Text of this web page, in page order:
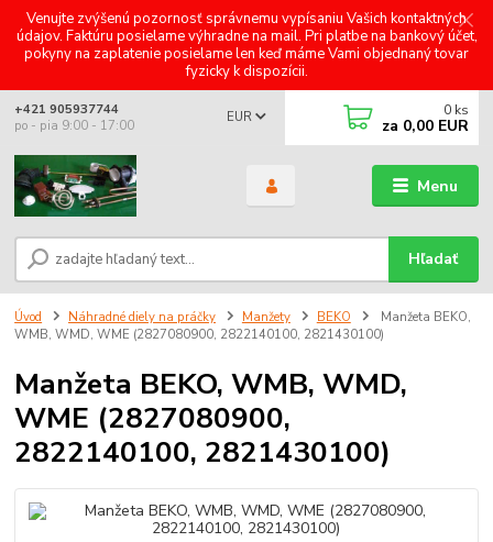
Venujte zvýšenú pozornosť správnemu vypísaniu Vašich kontaktných
údajov. Faktúru posielame výhradne na mail. Pri platbe na bankový účet,
pokyny na zaplatenie posielame len keď máme Vami objednaný tovar
fyzicky k dispozícii.
Menu
EUR
Hľadať
+421 905937744
po - pia 9:00 - 17:00
0 ks
za 0,00 EUR
Úvod Náhradné diely na práčky Manžety BEKO
Manžeta BEKO,
WMB, WMD, WME (2827080900, 2822140100, 2821430100)
Manžeta BEKO, WMB, WMD,
WME (2827080900,
2822140100, 2821430100)